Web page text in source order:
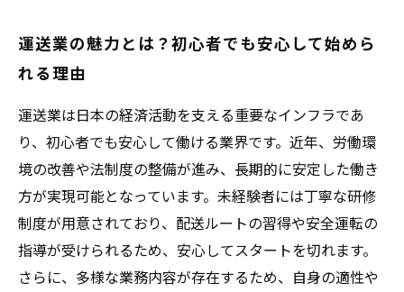
ャリアを築こう
初心者が運送業で安定収入を得て、充実した毎
日を送るために
運送業の働き方改革がもたらす新しいライフス
タイルとは？
今こそ挑戦！運送業で叶える長期的な安定と成
長の秘訣
運送業の魅力とは？初心者でも安心して始めら
れる理由
運送業は日本の経済活動を支える重要なインフラであ
り、初心者でも安心して働ける業界です。近年、労働環
境の改善や法制度の整備が進み、長期的に安定した働き
方が実現可能となっています。未経験者には丁寧な研修
制度が用意されており、配送ルートの習得や安全運転の
指導が受けられるため、安心してスタートを切れます。
さらに、多様な業務内容が存在するため、自身の適性や